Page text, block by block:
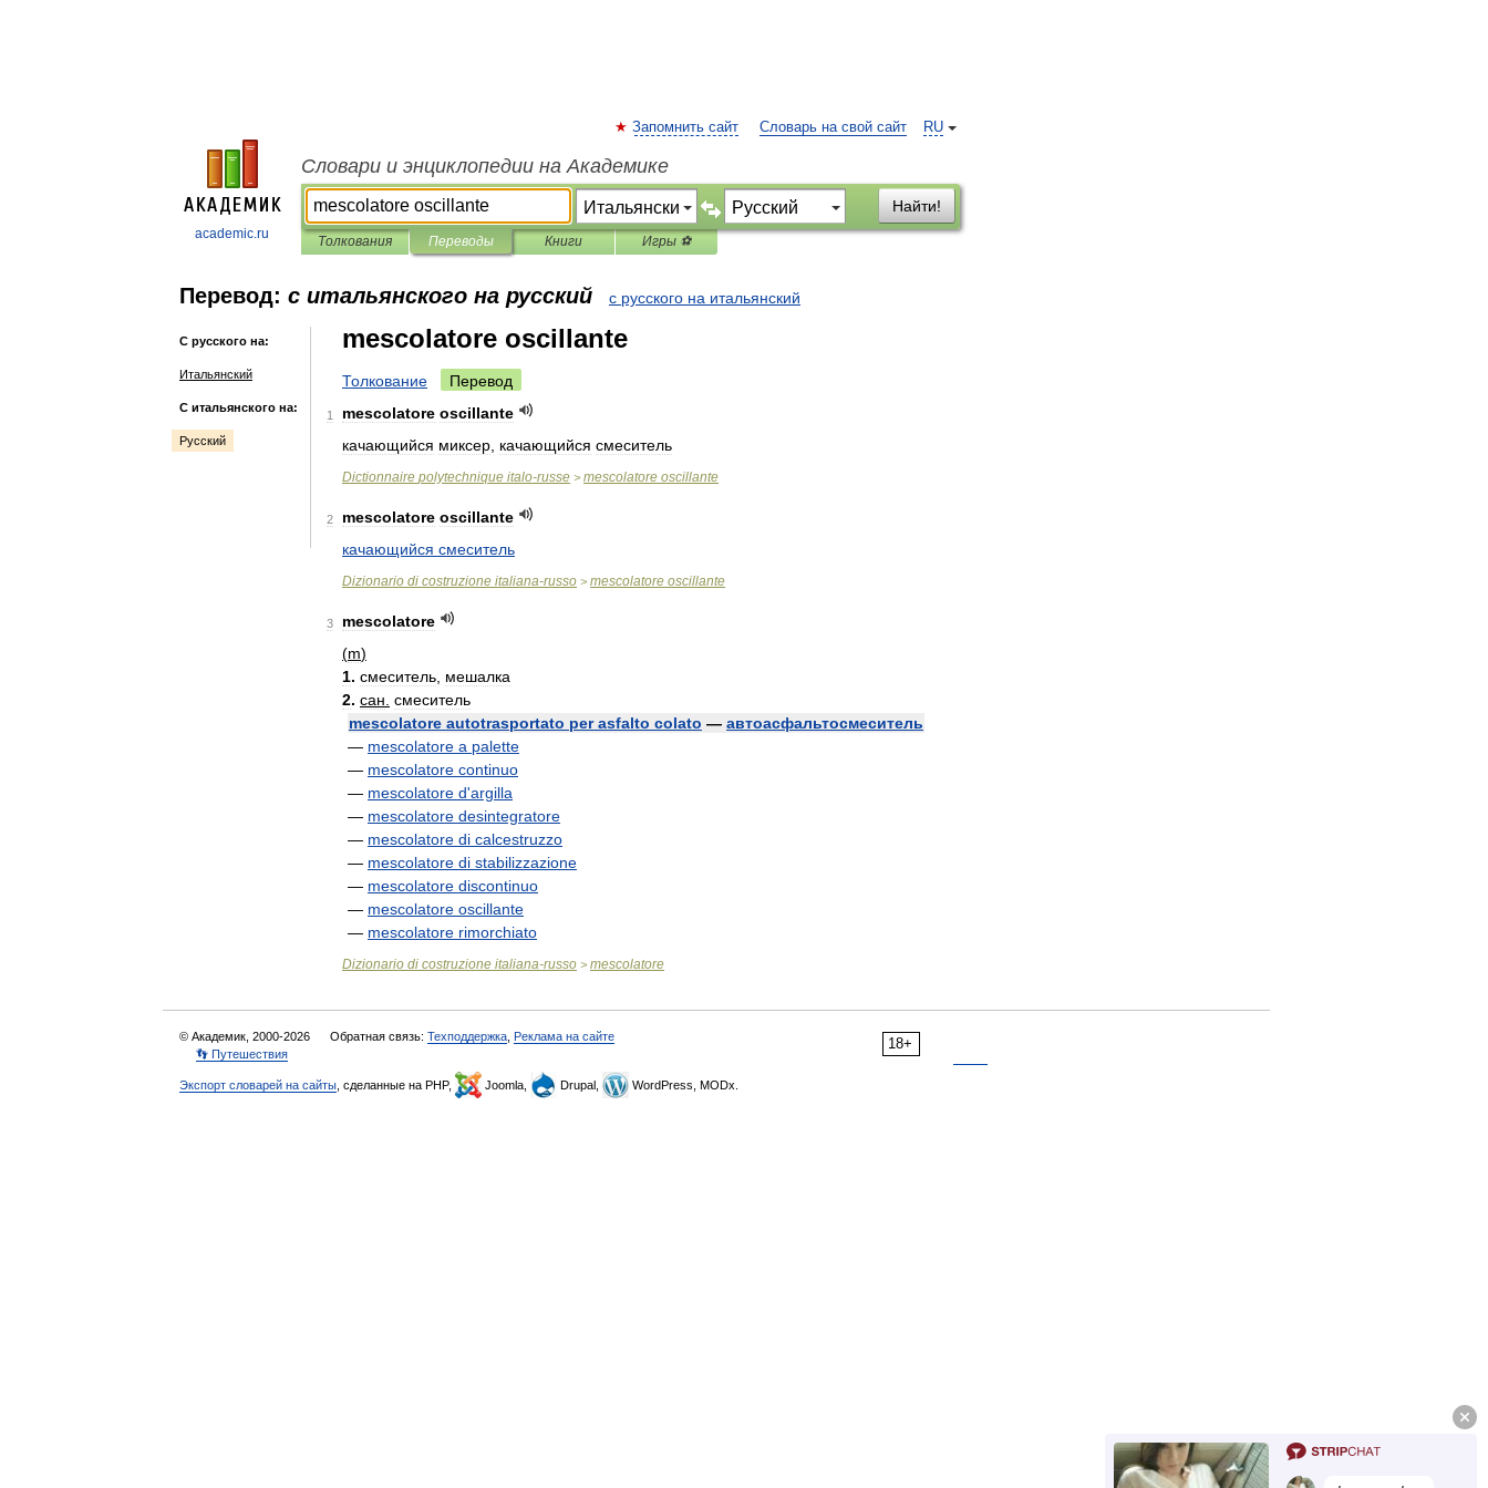
academic.ru
RU
Запомнить сайт Словарь на свой сайт
Словари и энциклопедии на Академике
Найти!
Толкования Переводы Книги Игры ⚽
Перевод: с итальянского на русский с русского на итальянский
С русского на:
Итальянский
С итальянского на:
Русский
mescolatore oscillante
Толкование Перевод
1 mescolatore oscillante
качающийся миксер качающийся смеситель
Dictionnaire polytechnique italo-russe > mescolatore oscillante
2 mescolatore oscillante
качающийся смеситель
Dizionario di costruzione italiana-russo > mescolatore oscillante
3
mescolatore
(m)
1. смеситель мешалка
2. сан смеситель
mescolatore autotrasportato per asfalto colato — автоасфальтосмеситель
— mescolatore a palette
— mescolatore continuo
— mescolatore d'argilla
— mescolatore desintegratore
— mescolatore di calcestruzzo
— mescolatore di stabilizzazione
— mescolatore discontinuo
— mescolatore oscillante
— mescolatore rimorchiato
Dizionario di costruzione italiana-russo > mescolatore
18+
© Академик, 2000-2026 Обратная связь: Техподдержка Реклама на сайте
👣 Путешествия
Экспорт словарей на сайты , сделанные на PHP, Joomla, Drupal, WordPress, MODx.